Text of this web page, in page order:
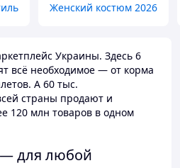
Женский костюм 2026
Украины. Здесь 6
всё необходимое — от корма
А 60 тыс.
страны продают и
120 млн товаров в одном
для любой